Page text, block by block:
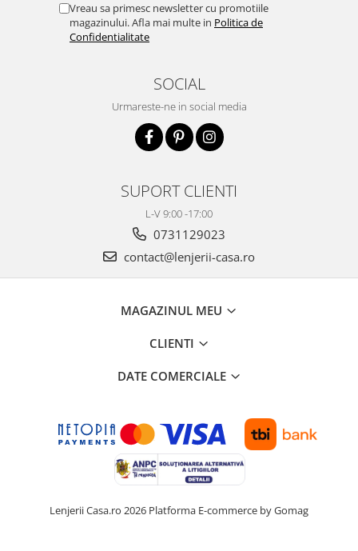
Vreau sa primesc newsletter cu promotiile
magazinului. Afla mai multe in Politica de
Confidentialitate
SOCIAL
Urmareste-ne in social media
SUPORT CLIENTI
L-V 9:00 -17:00
0731129023
contact@lenjerii-casa.ro
MAGAZINUL MEU
CLIENTI
DATE COMERCIALE
Lenjerii Casa.ro 2026 Platforma E-commerce by Gomag